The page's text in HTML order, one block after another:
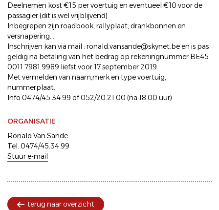
Deelnemen kost €15 per voertuig en eventueel €10 voor de
passagier (dit is wel vrijblijvend)
Inbegrepen zijn roadbook, rallyplaat, drankbonnen en
versnapering...
Inschrijven kan via mail : ronald.vansande@skynet.be en is pas
geldig na betaling van het bedrag op rekeningnummer BE45
0011 7981 9989 liefst voor 17 september 2019
Met vermelden van naam,merk en type voertuig,
nummerplaat.
Info 0474/45.34.99 of 052/20.21.00 (na 18.00 uur)
ORGANISATIE
Ronald Van Sande
Tel. 0474/45.34.99
Stuur e-mail
terug naar overzicht